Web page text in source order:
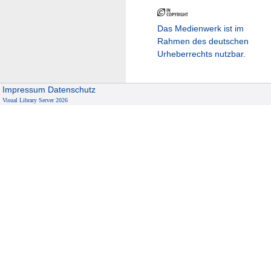
Das Medienwerk ist im
Rahmen des deutschen
Urheberrechts nutzbar.
Impressum Datenschutz
Visual Library Server 2026